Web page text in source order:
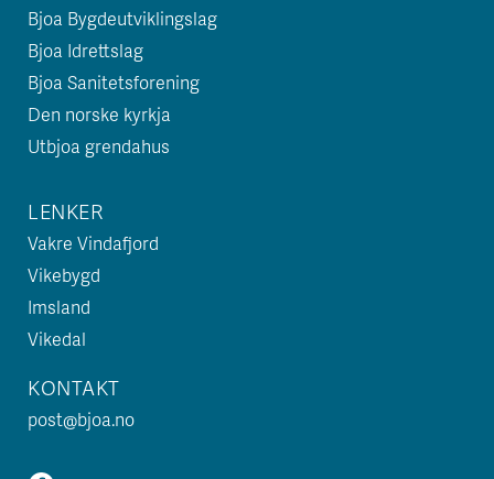
Bjoa Bygdeutviklingslag
Bjoa Idrettslag
Bjoa Sanitetsforening
Den norske kyrkja
Utbjoa grendahus
LENKER
Vakre Vindafjord
Vikebygd
Imsland
Vikedal
KONTAKT
post@bjoa.no